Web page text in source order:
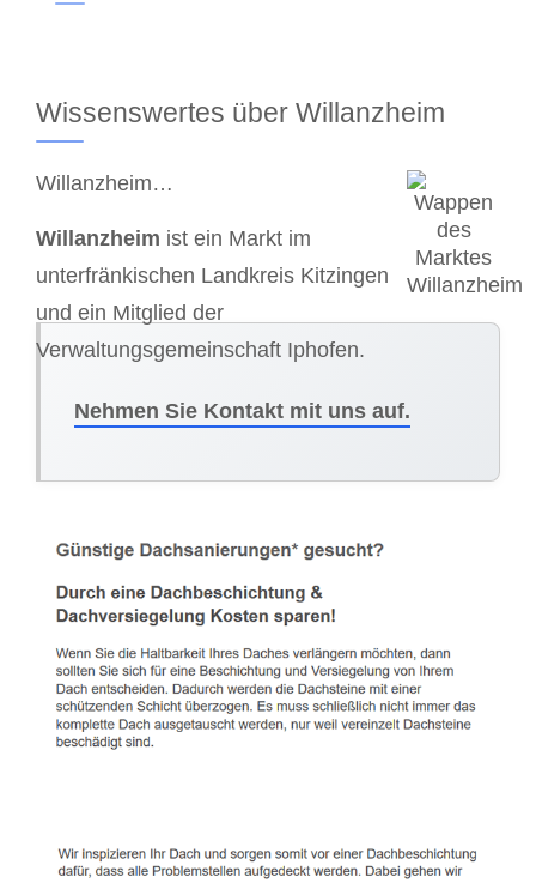
Wissenswertes über Willanzheim
Willanzheim…
Willanzheim ist ein Markt im
unterfränkischen Landkreis Kitzingen
und ein Mitglied der
Verwaltungsgemeinschaft Iphofen.
Nehmen Sie Kontakt mit uns auf.